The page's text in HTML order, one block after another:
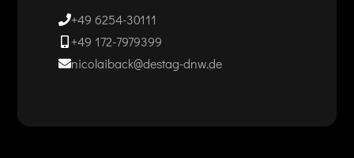
+49 6254-30111
+49 172-7979399
nicolaiback@destag-dnw.de